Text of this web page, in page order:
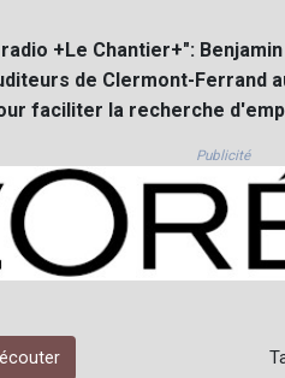
+Le Chantier+":
de Clermont-Ferrand
faciliter la recherche
Publicité